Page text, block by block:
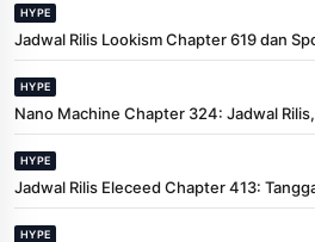
HYPE
Jadwal Rilis Lookism Chapter 619 dan
HYPE
Nano Machine Chapter 324: Jadwal
HYPE
Jadwal Rilis Eleceed Chapter 413:
HYPE